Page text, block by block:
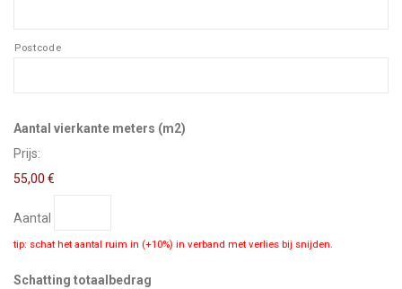
Postcode
Aantal vierkante meters (m2)
Prijs:
55,00 €
Aantal
tip: schat het aantal ruim in (+10%) in verband met verlies bij snijden.
Schatting totaalbedrag